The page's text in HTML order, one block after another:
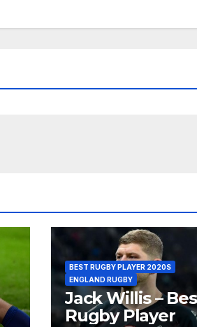
BEST RUGBY PLAYER 2020S
ENGLAND RUGBY
Jack Willis –
Rugby Player